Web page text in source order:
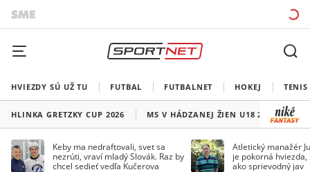
HVIEZDY SÚ UŽ TU FUTBAL FUTBALNET HOKEJ TENIS
HLINKA GRETZKY CUP 2026 MS V HÁDZANEJ ŽIEN U18 2026
Keby ma nedraftovali, svet sa
nezrúti, vraví mladý Slovák. Raz by
chcel sedieť vedľa Kučerova
Atletický manažér
je pokorná
ako sprievodný jav